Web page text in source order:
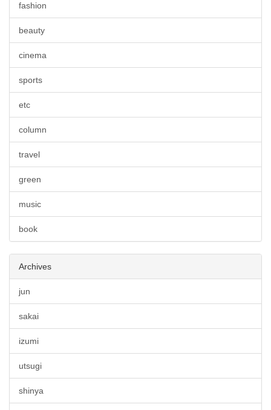
fashion
beauty
cinema
sports
etc
column
travel
green
music
book
Archives
jun
sakai
izumi
utsugi
shinya